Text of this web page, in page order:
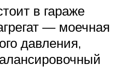
в гараже
— моечная
давления,